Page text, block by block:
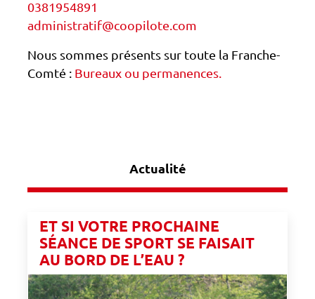
0381954891
administratif@coopilote.com
Nous sommes présents sur toute la Franche-
Comté : Bureaux ou permanences.
Actualité
ET SI VOTRE PROCHAINE
SÉANCE DE SPORT SE FAISAIT
AU BORD DE L’EAU ?